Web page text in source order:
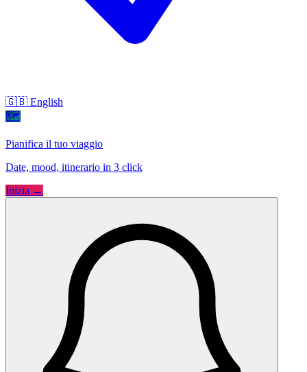
🇬🇧 English
🗺
Pianifica il tuo viaggio
Date, mood, itinerario in 3 click
Inizia →